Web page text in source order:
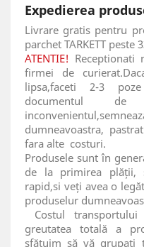
Expedierea
Livrare gratis pentru
parchet TARKETT peste
ATENTIE! Receptionati
firmei de
lipsa,faceti 2-3
documentul
dumneavoastra,
fara alte costuri.
Produsele sunt în
de la primirea plății,
rapid,si veți avea o
produselur
Costul
greutatea totală a
sfătuim să vă grupați